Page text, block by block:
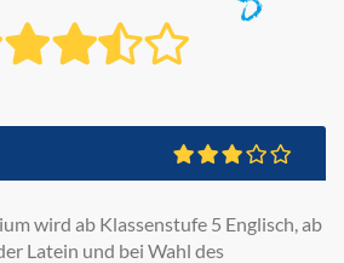
wird ab Klassenstufe 5 Englisch, ab
Latein und bei Wahl des